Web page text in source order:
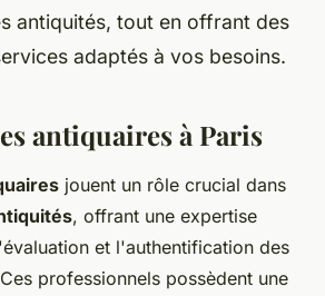
antiquités, tout en offrant des
adaptés à vos besoins.
antiquaires à Paris
jouent un rôle crucial dans
, offrant une expertise
et l'authentification des
professionnels possèdent une